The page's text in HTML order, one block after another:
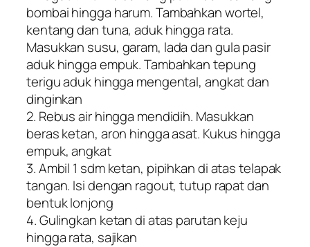
bombai hingga harum. Tambahkan wortel,
kentang dan tuna, aduk hingga rata.
Masukkan susu, garam, lada dan gula pasir
aduk hingga empuk. Tambahkan tepung
terigu aduk hingga mengental, angkat dan
dinginkan
2. Rebus air hingga mendidih. Masukkan
beras ketan, aron hingga asat. Kukus hingga
empuk, angkat
3. Ambil 1 sdm ketan, pipihkan di atas telapak
tangan. Isi dengan ragout, tutup rapat dan
bentuk lonjong
4. Gulingkan ketan di atas parutan keju
hingga rata, sajikan